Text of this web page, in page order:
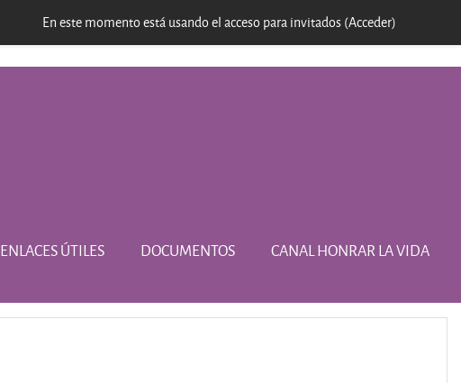
En este momento está usando el acceso para invitados (Acceder)
ENLACES ÚTILES DOCUMENTOS CANAL HONRAR LA VIDA